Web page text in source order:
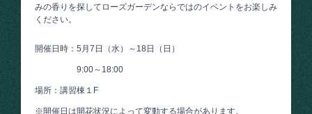
みの香りを探してローズガーデンならではのイベントをお楽しみ
ください。
開催日時：5月7日（水）～18日（日）
9:00～18:00
場所：講習棟１F
※開催日は開花状況によって変動する場合があります。